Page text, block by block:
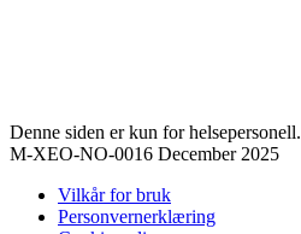
Denne siden er kun for helsepersonell.
M-XEO-NO-0016 December 2025
Vilkår for bruk
Personvernerklæring